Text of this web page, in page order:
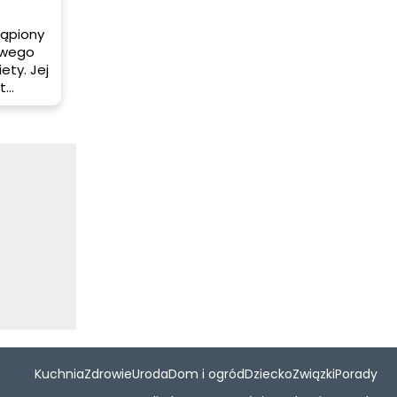
Jej
KuchniaZdrowieUrodaDom i ogródDzieckoZwiązkiPorady